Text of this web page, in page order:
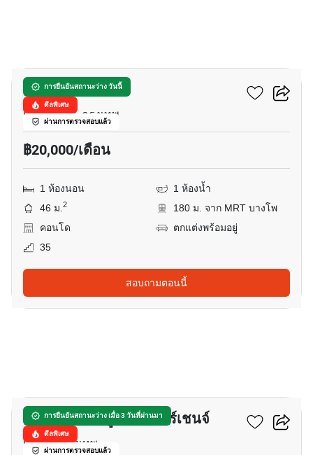
การยืนยันสถานะว่าง วันนี้
ดีลพิเศษ
ผ่านการตรวจสอบแล้ว
333 ริเวอร์ไซด์
แยกบางโพ, กรุงเทพ
฿20,000/เดือน
1 ห้องนอน
1 ห้องน้ำ
46 ม.2
180 ม. จาก MRT บางโพ
คอนโด
ตกแต่งพร้อมอยู่
35
สอบถามตอนนี้
การยืนยันสถานะว่าง เมื่อ 3 วันที่ผ่านมา
ดีลพิเศษ
ผ่านการตรวจสอบแล้ว
นิช ไพรด์ เตาปูน-อินเตอร์เชนจ์
เตาปูน, กรุงเทพ